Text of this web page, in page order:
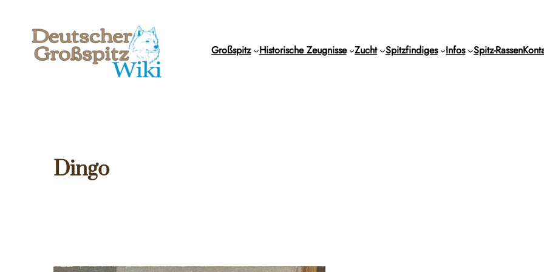
Inhalt
springen
Großspitz Historische Zeugnisse Zucht Spitzfindiges Infos Spitz-Rassen
Dingo